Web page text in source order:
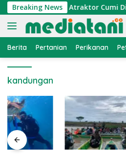
Langsung
ke
konten
Breaking News
Nelayan, Atraktor Cumi
Berita Pertanian Perikanan
kandungan